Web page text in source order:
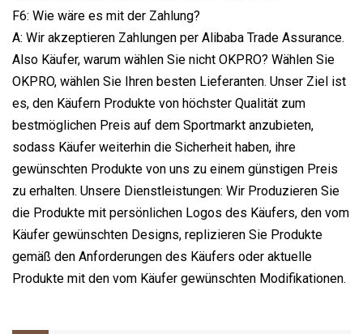
F6: Wie wäre es mit der Zahlung?
A: Wir akzeptieren Zahlungen per Alibaba Trade Assurance.
Also Käufer, warum wählen Sie nicht OKPRO? Wählen Sie
OKPRO, wählen Sie Ihren besten Lieferanten. Unser Ziel ist
es, den Käufern Produkte von höchster Qualität zum
bestmöglichen Preis auf dem Sportmarkt anzubieten,
sodass Käufer weiterhin die Sicherheit haben, ihre
gewünschten Produkte von uns zu einem günstigen Preis
zu erhalten. Unsere Dienstleistungen: Wir Produzieren Sie
die Produkte mit persönlichen Logos des Käufers, den vom
Käufer gewünschten Designs, replizieren Sie Produkte
gemäß den Anforderungen des Käufers oder aktuelle
Produkte mit den vom Käufer gewünschten Modifikationen.